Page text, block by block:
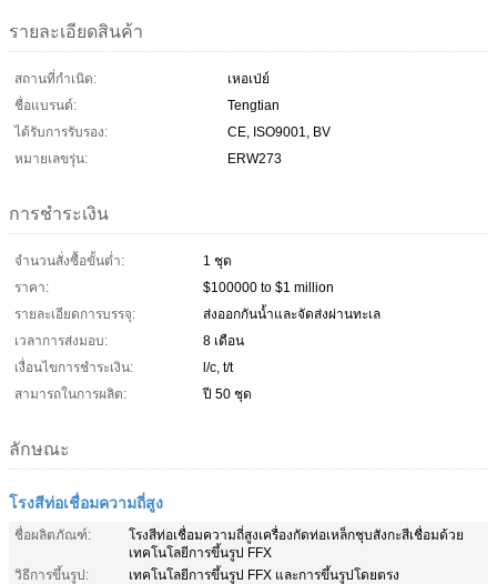
รายละเอียดสินค้า
สถานที่กำเนิด:
เหอเป่ย์
ชื่อแบรนด์:
Tengtian
ได้รับการรับรอง:
CE, ISO9001, BV
หมายเลขรุ่น:
ERW273
การชำระเงิน
จำนวนสั่งซื้อขั้นต่ำ:
1 ชุด
ราคา:
$100000 to $1 million
รายละเอียดการบรรจุ:
ส่งออกกันน้ำและจัดส่งผ่านทะเล
เวลาการส่งมอบ:
8 เดือน
เงื่อนไขการชำระเงิน:
l/c, t/t
สามารถในการผลิต:
ปี 50 ชุด
ลักษณะ
โรงสีท่อเชื่อมความถี่สูง
ชื่อผลิตภัณฑ์:
โรงสีท่อเชื่อมความถี่สูงเครื่องกัดท่อเหล็กชุบสังกะสีเชื่อมด้วย
เทคโนโลยีการขึ้นรูป FFX
วิธีการขึ้นรูป:
เทคโนโลยีการขึ้นรูป FFX และการขึ้นรูปโดยตรง